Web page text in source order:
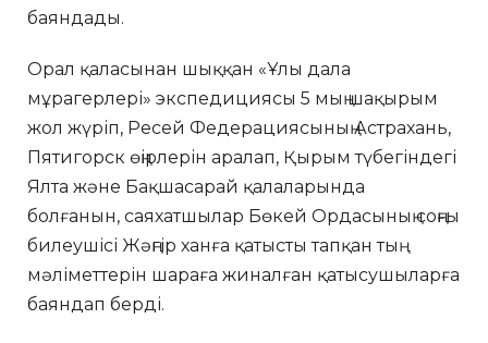
баяндады.
Орал қаласынан шыққан «Ұлы дала
мұрагерлері» экспедиция­сы 5 мың шақырым
жол жүріп, Ре­сей Федерациясының Астрахань,
Пятигорск өңірлерін аралап, Қы­рым түбегіндегі
Ялта және Бақшасарай қалаларында
болғанын, саяхатшылар Бөкей Ордасының соңғы
билеушісі Жәңгір ханға қатысты тапқан тың
мәліметтерін шараға жиналған қатысушыларға
баяндап берді.